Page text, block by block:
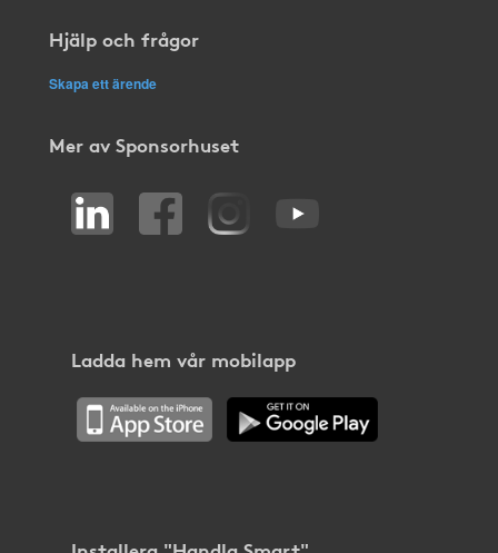
Hjälp och frågor
Skapa ett ärende
Mer av Sponsorhuset
Ladda hem vår mobilapp